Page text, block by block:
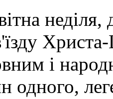
і
одного,